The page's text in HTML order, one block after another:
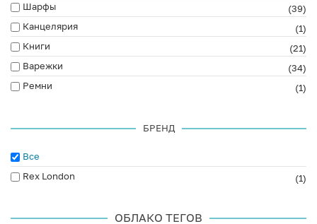
Шарфы
(39)
Канцелярия
(1)
Книги
(21)
Варежки
(34)
Ремни
(1)
БРЕНД
Все
Rex London
(1)
ОБЛАКО ТЕГОВ